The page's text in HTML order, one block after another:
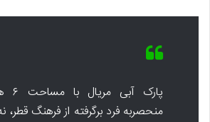
منحصربه فرد برگرفته از فرهنگ قطر،